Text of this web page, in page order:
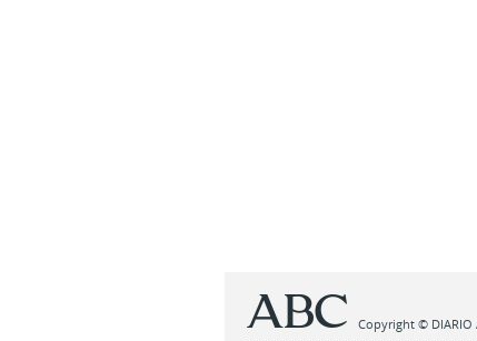
Copyright © DIARIO